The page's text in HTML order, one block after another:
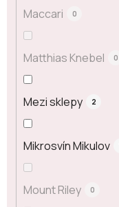
Maccari 0
Matthias Knebel 0
Mezi sklepy 2
Mikrosvín Mikulov
Mount Riley 0